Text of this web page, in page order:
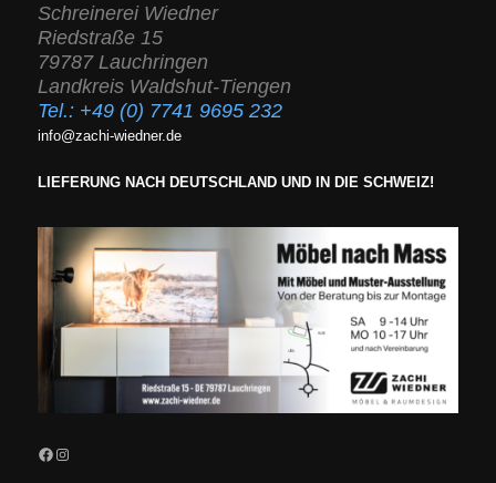
Schreinerei Wiedner
Riedstraße 15
79787 Lauchringen
Landkreis Waldshut-Tiengen
Tel.: +49 (0) 7741 9695 232
info@zachi-wiedner.de
LIEFERUNG NACH DEUTSCHLAND UND IN DIE SCHWEIZ!
Facebook
Instagram